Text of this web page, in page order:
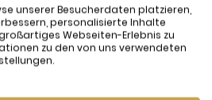
unserer Besucherdaten platzieren,
personalisierte Inhalte
Webseiten-Erlebnis zu
zu den von uns verwendeten